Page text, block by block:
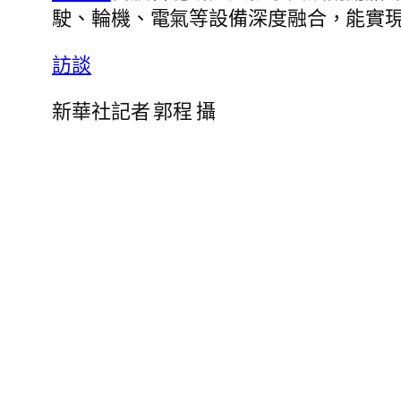
駛、輪機、電氣等設備深度融合，能實
訪談
新華社記者 郭程 攝